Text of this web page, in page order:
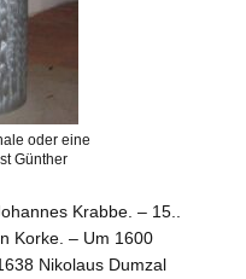
oder eine
Günther
Krabbe. – 15..
Korke. – Um 1600
Nikolaus Dumzal